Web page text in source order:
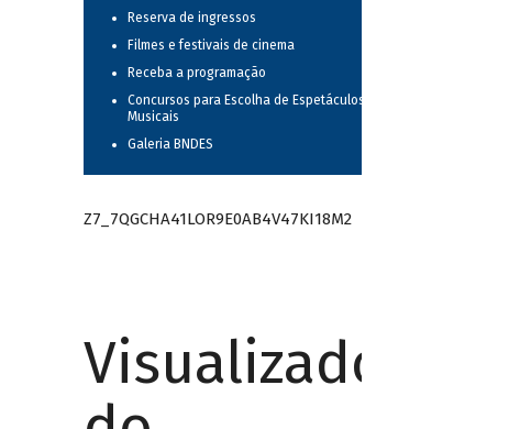
Reserva de ingressos
Filmes e festivais de cinema
Receba a programação
Concursos para Escolha de Espetáculos
Musicais
Galeria BNDES
Z7_7QGCHA41LOR9E0AB4V47KI18M2
Visualizador